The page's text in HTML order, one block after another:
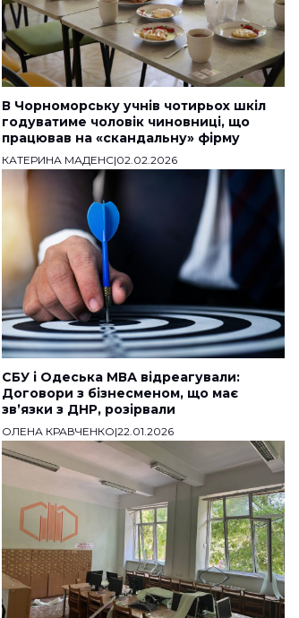
В Чорноморську учнів чотирьох шкіл
годуватиме чоловік чиновниці, що
працював на «скандальну» фірму
КАТЕРИНА МАДЕНС|02.02.2026
СБУ і Одеська МВА відреагували:
Договори з бізнесменом, що має
звʼязки з ДНР, розірвали
ОЛЕНА КРАВЧЕНКО|22.01.2026